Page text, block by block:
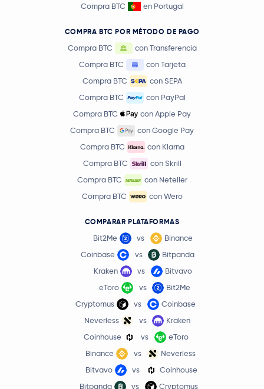
Compra BTC
en Portugal
COMPRA BTC POR MÉTODO DE PAGO
Compra BTC
con Transferencia
Compra BTC
con Tarjeta
Compra BTC
con SEPA
Compra BTC
con PayPal
Compra BTC
con Apple Pay
Compra BTC
con Google Pay
Compra BTC
con Klarna
Compra BTC
con Skrill
Compra BTC
con Neteller
Compra BTC
con Wero
COMPARAR PLATAFORMAS
Bit2Me vs
Binance
Coinbase
vs
Bitpanda
Kraken
vs
Bitvavo
eToro
vs
Bit2Me
Cryptomus
vs
Coinbase
Neverless
vs
Kraken
Coinhouse
vs
eToro
Binance
vs
Neverless
Bitvavo
vs
Coinhouse
Bitpanda
vs Cryptomus